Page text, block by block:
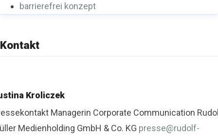
barrierefrei konzept
Kontakt
Kroliczek
Managerin Corporate Communication
Medienholding GmbH & Co. KG presse@rudolf-